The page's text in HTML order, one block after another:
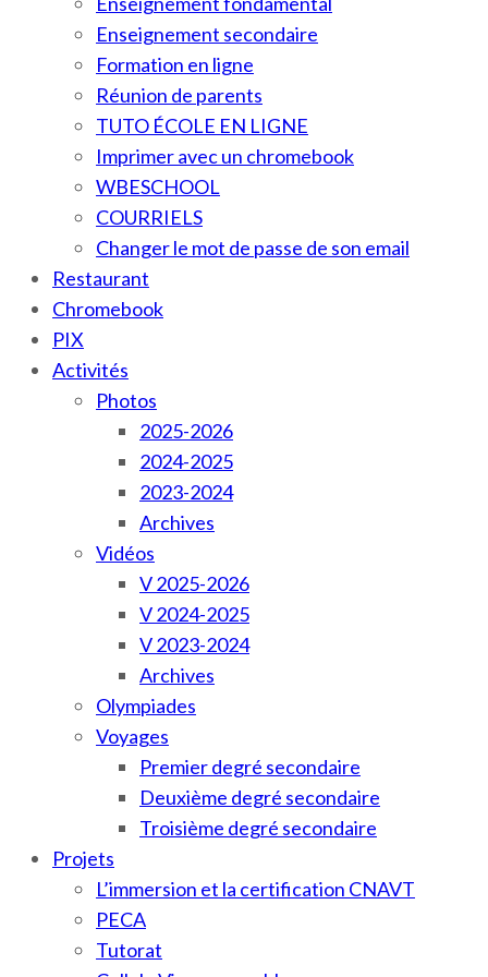
Enseignement secondaire
Formation en ligne
Réunion de parents
TUTO ÉCOLE EN LIGNE
Imprimer avec un chromebook
WBESCHOOL
COURRIELS
Changer le mot de passe de son email
Restaurant
Chromebook
PIX
Activités
Photos
2025-2026
2024-2025
2023-2024
Archives
Vidéos
V 2025-2026
V 2024-2025
V 2023-2024
Archives
Olympiades
Voyages
Premier degré secondaire
Deuxième degré secondaire
Troisième degré secondaire
Projets
L’immersion et la certification CNAVT
PECA
Tutorat